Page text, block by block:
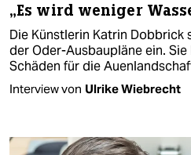
„Es wird weniger
Die Künstlerin Katrin Dobbrick
der Oder-Ausbaupläne ein.
Schäden für die
Interview von Ulrike Wiebrecht